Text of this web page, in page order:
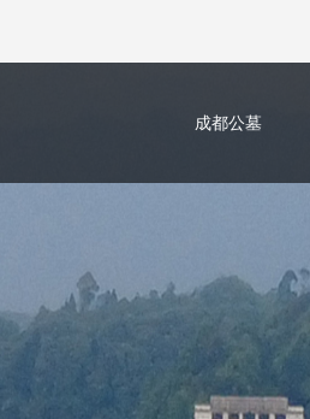
成都公墓